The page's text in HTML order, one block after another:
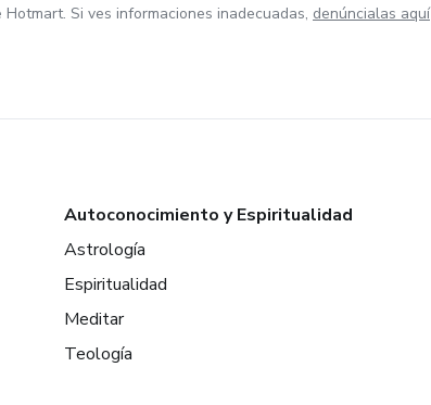
Si ves informaciones inadecuadas, denúncialas aquí
Autoconocimiento y Espiritualidad
Astrología
Espiritualidad
Meditar
Teología